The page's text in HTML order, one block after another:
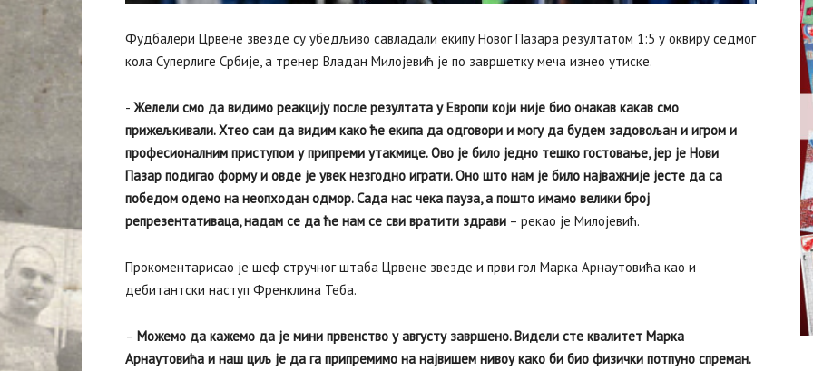
Фудбалери Црвене звезде су убедљиво савладали екипу Новог Пазара резултатом 1:5 у оквиру седмог
кола Суперлиге Србије, а тренер Владан Милојевић је по завршетку меча изнео утиске.
‍- Желели смо да видимо реакцију после резултата у Европи који није био онакав какав смо
прижељкивали. Хтео сам да видим како ће екипа да одговори и могу да будем задовољан и игром и
професионалним приступом у припреми утакмице. Ово је било једно тешко гостовање, јер је Нови
Пазар подигао форму и овде је увек незгодно играти. Оно што нам је било најважније јесте да са
победом одемо на неопходан одмор. Сада нас чека пауза, а пошто имамо велики број
репрезентативаца, надам се да ће нам се сви вратити здрави – рекао је Милојевић.
Прокоментарисао је шеф стручног штаба Црвене звезде и први гол Марка Арнаутовића као и
дебитантски наступ Френклина Теба.
– Можемо да кажемо да је мини првенство у августу завршено. Видели сте квалитет Марка
Арнаутовића и наш циљ је да га припремимо на највишем нивоу како би био физички потпуно спреман.